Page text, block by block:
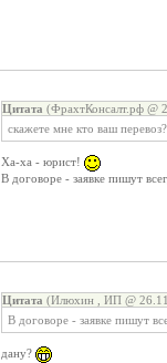
Цитата (ФрахтКонсалт.рф @
скажете мне кто ваш перевоз?
Ха-ха - юрист!
В договоре - заявке пишут
Цитата (Илюхин , ИП @
В договоре - заявке пишут
дану?